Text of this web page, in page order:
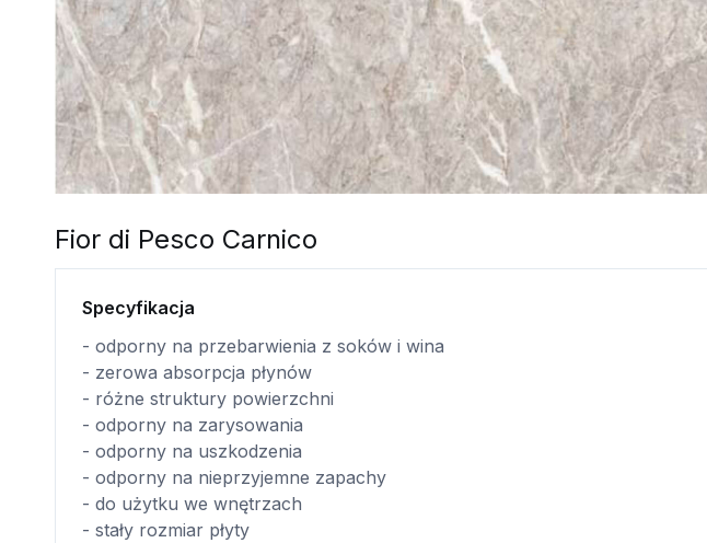
Fior di Pesco Carnico
Specyfikacja
- odporny na przebarwienia z soków i wina
- zerowa absorpcja płynów
- różne struktury powierzchni
- odporny na zarysowania
- odporny na uszkodzenia
- odporny na nieprzyjemne zapachy
- do użytku we wnętrzach
- stały rozmiar płyty